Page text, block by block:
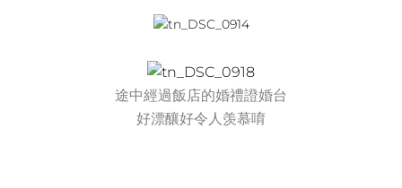
途中經過飯店的婚禮證婚台
好漂釀好令人羡慕唷